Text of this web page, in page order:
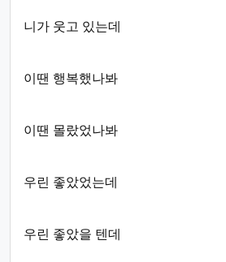
니가 웃고 있는데
이땐 행복했나봐
이땐 몰랐었나봐
우린 좋았었는데
우린 좋았을 텐데